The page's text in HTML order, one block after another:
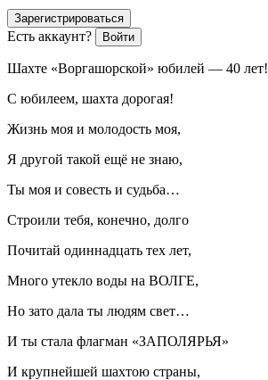
Зарегистрироваться
Есть аккаунт? Войти
Шахте «Воргашорской» юбилей — 40 лет!
С юбилеем, шахта дорогая!
Жизнь моя и молодость моя,
Я другой такой ещё не знаю,
Ты моя и совесть и судьба…
Строили тебя, конечно, долго
Почитай одиннадцать тех лет,
Много утекло воды на ВОЛГЕ,
Но зато дала ты людям свет…
И ты стала флагман «ЗАПОЛЯРЬЯ»
И крупнейшей шахтою страны,